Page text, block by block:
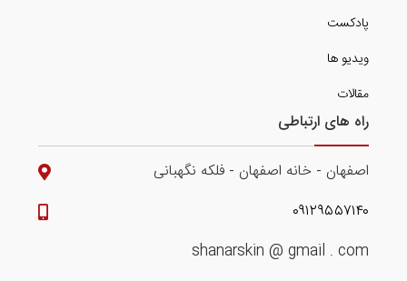
پادکست
ویدیو ها
مقالات
راه های ارتباطی
اصفهان - خانه اصفهان - فلکه نگهبانی
۰۹۱۲۹۵۵۷۱۴۰
shanarskin @ gmail . com